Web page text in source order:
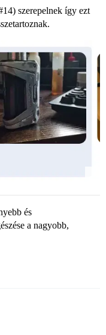
) szerepelnek így ezt
és
a nagyobb,